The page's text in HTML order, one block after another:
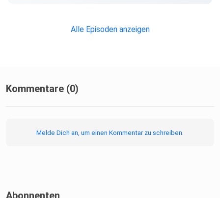
linktr.ee/camino_podcast
Alle Episoden anzeigen
Kommentare (0)
Melde Dich an, um einen Kommentar zu schreiben.
Abonnenten